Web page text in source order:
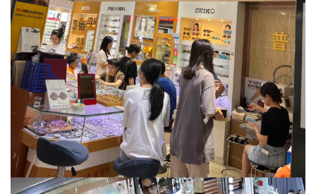
读书讲座
展览展会
户外活动
吃货美食